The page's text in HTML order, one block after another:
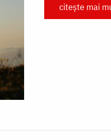
citește mai